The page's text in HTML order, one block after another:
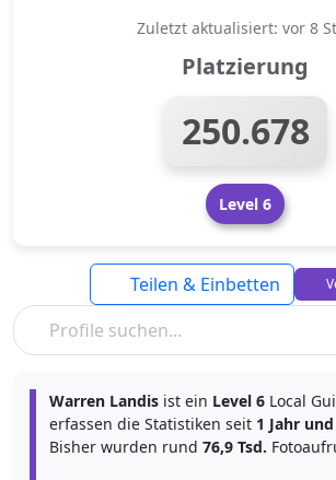
Zuletzt aktualisiert: vor 8
Platzierung
250.678
Level 6
Teilen & Einbetten
Warren Landis ist ein Level 6 Local
erfassen die Statistiken seit 1 Jahr
Bisher wurden rund 76,9 Tsd.